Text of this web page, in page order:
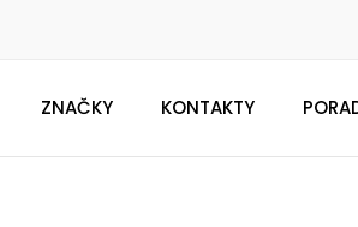
ZNAČKY KONTAKTY
NAJÍT?